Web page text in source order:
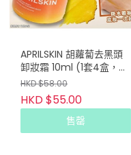
APRILSKIN 胡蘿蔔去黑頭
卸妝霜 10ml (1套4盒，共
40ml)
HKD $58.00
HKD $55.00
售罄